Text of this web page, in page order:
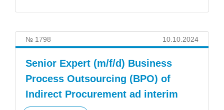
№ 1798 10.10.2024
Senior Expert (m/f/d) Business
Process Outsourcing (BPO) of
Indirect Procurement ad interim